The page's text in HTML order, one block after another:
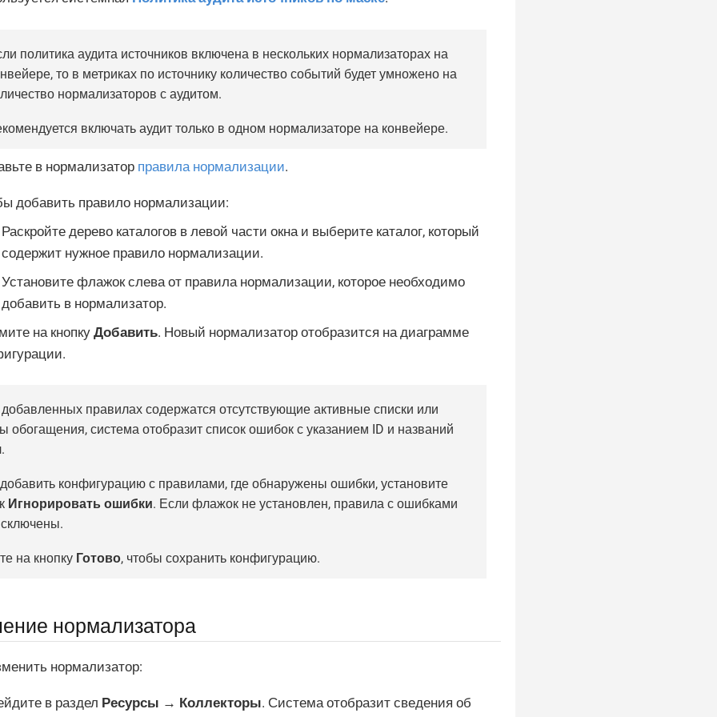
политика аудита источников включена в нескольких нормализаторах на
то в метриках по источнику количество событий будет умножено на
нормализаторов с аудитом.
включать аудит только в одном нормализаторе на конвейере.
в нормализатор правила нормализации.
добавить правило нормализации:
Раскройте дерево каталогов в левой части окна и выберите каталог, который
содержит нужное правило нормализации.
Установите флажок слева от правила нормализации, которое необходимо
добавить в нормализатор.
на кнопку Добавить. Новый нормализатор отобразится на диаграмме
правилах содержатся отсутствующие активные списки или
обогащения, система отобразит список ошибок с указанием ID и названий
конфигурацию с правилами, где обнаружены ошибки, установите
Игнорировать ошибки. Если флажок не установлен, правила с ошибками
на кнопку Готово, чтобы сохранить конфигурацию.
нормализатора
нормализатор:
в раздел Ресурсы → Коллекторы. Система отобразит сведения об